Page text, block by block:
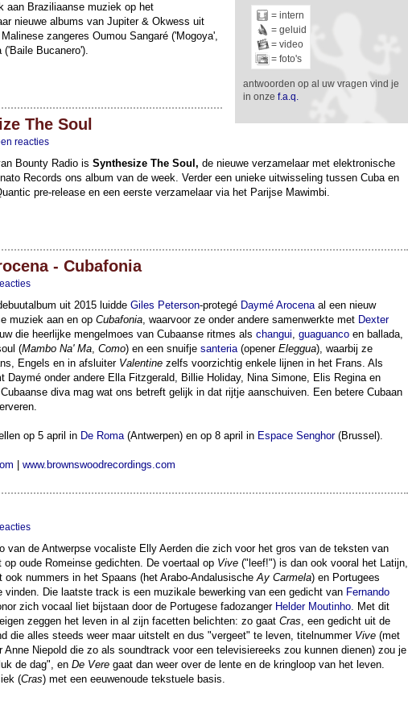
= intern
= geluid
= video
= foto's
antwoorden op al uw vragen vind je
in onze f.a.q.
aan Braziliaanse muziek op het
nieuwe albums van Jupiter & Okwess uit
zangeres Oumou Sangaré ('Mogoya',
Bucanero').
The Soul
reacties
Bounty Radio is Synthesize The Soul, de nieuwe verzamelaar met elektronische
Records ons album van de week. Verder een unieke uitwisseling tussen Cuba en
pre-release en een eerste verzamelaar via het Parijse Mawimbi.
- Cubafonia
uit 2015 luidde Giles Peterson-protegé Daymé Arocenaal een nieuw
muziek aan en op Cubafonia, waarvoor ze onder andere samenwerkte met Dexter
die heerlijke mengelmoes van Cubaanse ritmes als changui, guaguanco en ballada,
(Mambo Na' Ma, Como) en een snuifje santeria(opener Eleggua), waarbij ze
Engels en in afsluiter Valentine zelfs voorzichtig enkele lijnen in het Frans. Als
Daymé onder andere Ella Fitzgerald, Billie Holiday, Nina Simone, Elis Regina en
diva mag wat ons betreft gelijk in dat rijtje aanschuiven. Een betere Cubaan
op 5 april in De Roma(Antwerpen) en op 8 april in Espace Senghor(Brussel).
www.brownswoodrecordings.com
van de Antwerpse vocaliste Elly Aerden die zich voor het gros van de teksten van
op oude Romeinse gedichten. De voertaal op Vive ("leef!") is dan ook vooral het Latijn,
ook nummers in het Spaans (het Arabo-AndalusischeAy Carmela) en Portugees
vinden. Die laatste track is een muzikale bewerking van een gedicht van Fernando
zich vocaal liet bijstaan door de Portugese fadozanger Helder Moutinho. Met dit
zeggen het leven in al zijn facetten belichten: zo gaat Cras, een gedicht uit de
die alles steeds weer maar uitstelt en dus "vergeet" te leven, titelnummer Vive (met
Anne Niepold die zo als soundtrack voor een televisiereeks zou kunnen dienen) zou je
de dag", en De Vere gaat dan weer over de lente en de kringloop van het leven.
(Cras) met een eeuwenoude tekstuele basis.